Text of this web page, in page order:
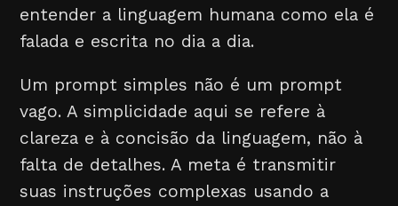
entender a linguagem humana como ela é
falada e escrita no dia a dia.
Um prompt simples não é um prompt
vago. A simplicidade aqui se refere à
clareza e à concisão da linguagem, não à
falta de detalhes. A meta é transmitir
suas instruções complexas usando a